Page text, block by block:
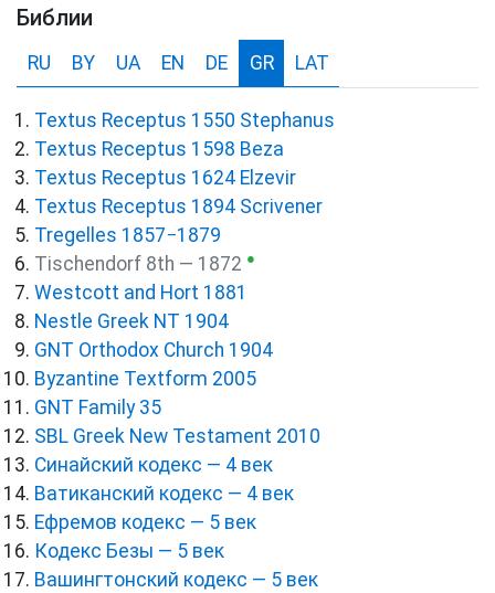
Библии
RU BY UA EN DE GR LAT
Textus Receptus 1550 Stephanus
Textus Receptus 1598 Beza
Textus Receptus 1624 Elzevir
Textus Receptus 1894 Scrivener
Tregelles 1857−1879
Tischendorf 8th — 1872 ●
Westcott and Hort 1881
Nestle Greek NT 1904
GNT Orthodox Church 1904
Byzantine Textform 2005
GNT Family 35
SBL Greek New Testament 2010
Синайский кодекс — 4 век
Ватиканский кодекс — 4 век
Ефремов кодекс — 5 век
Кодекс Безы — 5 век
Вашингтонский кодекс — 5 век